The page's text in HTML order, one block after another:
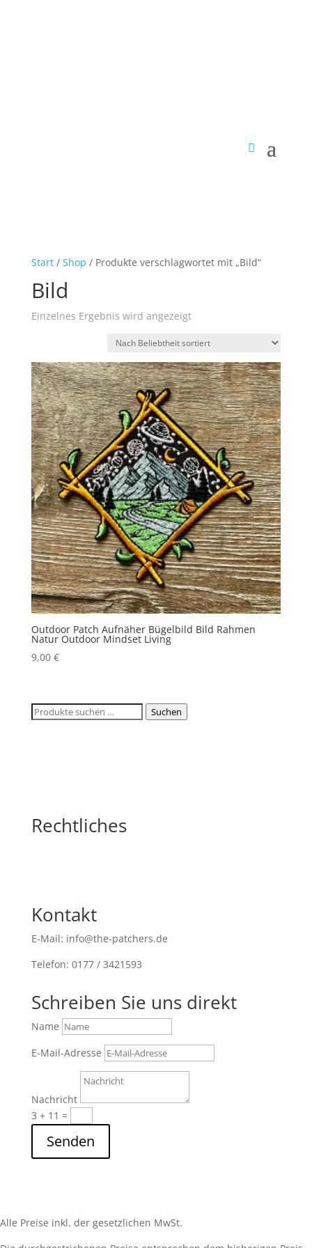
Start/ Shop / Produkte verschlagwortet mit „Bild“
Bild
Einzelnes Ergebnis wird angezeigt
Outdoor Patch Aufnäher Bügelbild Bild Rahmen
Natur Outdoor Mindset Living
9,00 €
Suchen
Suchen
Rechtliches
Kontakt
E-Mail: info@the-patchers.de
Telefon: 0177 / 3421593
Schreiben Sie uns direkt
Name
E-Mail-Adresse
Nachricht
3 + 11 =
Senden
Alle Preise inkl. der gesetzlichen MwSt.